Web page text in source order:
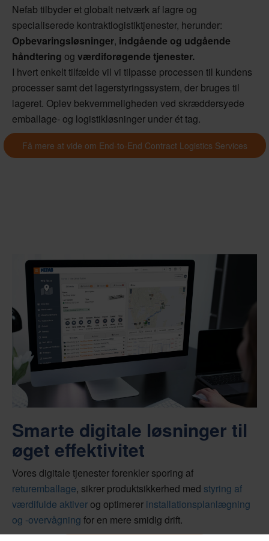
Nefab tilbyder et globalt netværk af lagre og
specialiserede kontraktlogistiktjenester, herunder:
Opbevaringsløsninger, indgående og udgående
håndtering og værdiforøgende tjenester.
I hvert enkelt tilfælde vil vi tilpasse processen til kundens
processer samt det lagerstyringssystem, der bruges til
lageret. Oplev bekvemmeligheden ved skræddersyede
emballage- og logistikløsninger under ét tag.
Få mere at vide om End-to-End Contract Logistics Services
Smarte digitale løsninger til
øget effektivitet
Vores digitale tjenester forenkler sporing af
returemballage, sikrer produktsikkerhed med styring af
værdifulde aktiver og optimerer installationsplanlægning
og -overvågning for en mere smidig drift.